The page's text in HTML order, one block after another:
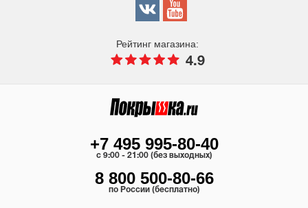
Рейтинг магазина:
4.9
+7 495 995-80-40
c 9:00 - 21:00 (без выходных)
8 800 500-80-66
по России (бесплатно)